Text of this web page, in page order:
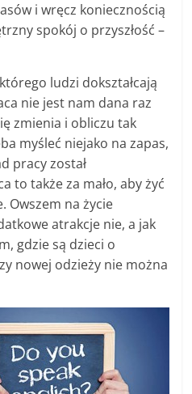
i wręcz koniecznością
spokój o przyszłość –
ludzi dokształcają
nie jest nam dana raz
zmienia i obliczu tak
myśleć niejako na zapas,
pracy został
to także za mało, aby żyć
Owszem na życie
atrakcje nie, a jak
gdzie są dzieci o
nowej odzieży nie można